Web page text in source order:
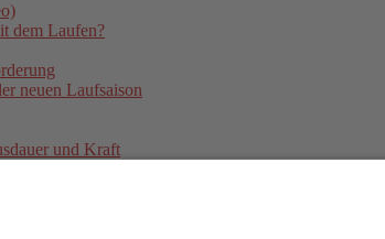
dem Laufen?
neuen Laufsaison
und Kraft